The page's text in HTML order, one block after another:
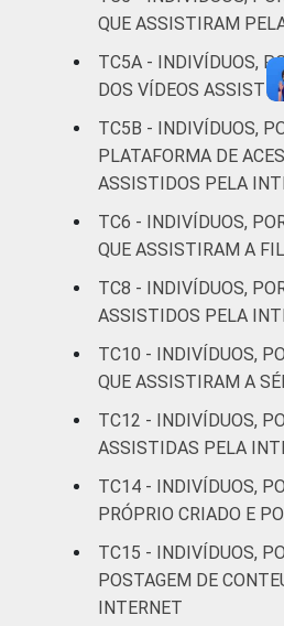
FAIXA
ETÁRIA
De 10 a
De 16 a
De 35 a
De 45 a
De 60
RENDA
FAMILIAR
Até
Mais de
Mais de
QUE ASSISTIRAM
TC5A - INDIVÍDUOS,
DOS VÍDEOS
TC5B - INDIVÍDUOS,
PLATAFORMA DE
ASSISTIDOS PELA
TC6 - INDIVÍDUOS,
QUE ASSISTIRAM A
TC8 - INDIVÍDUOS,
ASSISTIDOS PELA
TC10 - INDIVÍDUOS,
QUE ASSISTIRAM A
TC12 - INDIVÍDUOS,
ASSISTIDAS PELA
TC14 - INDIVÍDUOS,
PRÓPRIO CRIADO E
TC15 - INDIVÍDUOS,
POSTAGEM DE
INTERNET